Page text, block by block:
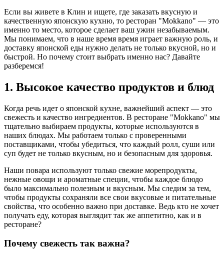
Если вы живете в Клин и ищете, где заказать вкусную и
качественную японскую кухню, то ресторан "Mokkano" — это
именно то место, которое сделает ваш ужин незабываемым.
Мы понимаем, что в наше время время играет важную роль, и
доставку японской еды нужно делать не только вкусной, но и
быстрой. Но почему стоит выбрать именно нас? Давайте
разберемся!
1. Высокое качество продуктов и блюд
Когда речь идет о японской кухне, важнейший аспект — это
свежесть и качество ингредиентов. В ресторане "Mokkano" мы
тщательно выбираем продукты, которые используются в
наших блюдах. Мы работаем только с проверенными
поставщиками, чтобы убедиться, что каждый ролл, суши или
суп будет не только вкусным, но и безопасным для здоровья.
Наши повара используют только свежие морепродукты,
нежные овощи и ароматные специи, чтобы каждое блюдо
было максимально полезным и вкусным. Мы следим за тем,
чтобы продукты сохраняли все свои вкусовые и питательные
свойства, что особенно важно при доставке. Ведь кто не хочет
получать еду, которая выглядит так же аппетитно, как и в
ресторане?
Почему свежесть так важна?